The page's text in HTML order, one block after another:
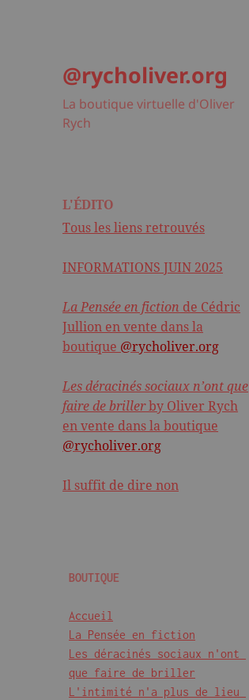
@rycholiver.org
La boutique virtuelle d'Oliver
Rych
L'ÉDITO
Tous les liens retrouvés
INFORMATIONS JUIN 2025
La Pensée en fiction de Cédric
Jullion en vente dans la
boutique @rycholiver.org
Les déracinés sociaux n’ont que
faire de brillerby Oliver Rych
en vente dans la boutique
@rycholiver.org
Il suffit de dire non
BOUTIQUE
Accueil
La Pensée en fiction
Les déracinés sociaux n'ont
que faire de briller
L'intimité n'a plus de lieu